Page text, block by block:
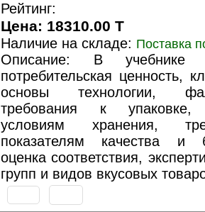
Рейтинг:
Цена: 18310.00 T
Наличие на складе: Поставка
Описание: В учебнике
потребительская ценность,
основы технологии,
требования к упаковке,
условиям хранения,
показателям качества и
оценка соответствия,
групп и видов вкусовых